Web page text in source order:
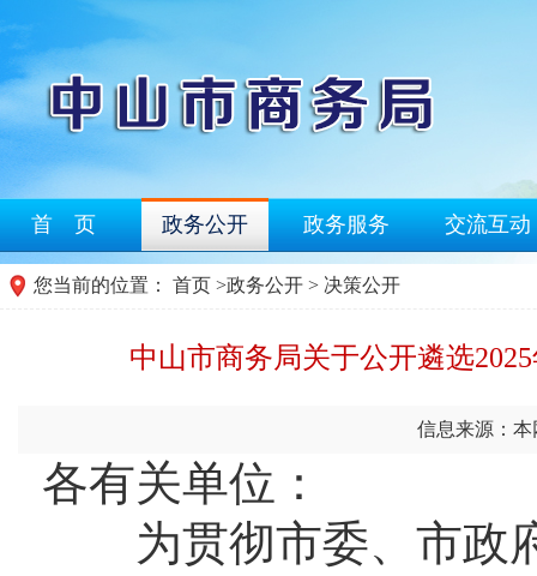
首 页 政务公开 政务服务 交流互动
您当前的位置： 首页 >政务公开 > 决策公开
中山市商务局关于公开遴选
信息来源：本
各有关单位：
为贯彻市委、市政府